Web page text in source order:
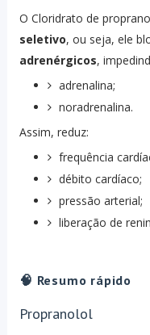
O Cloridrato de
seletivo, ou seja, ele
adrenérgicos,
adrenalina;
noradrenalina.
Assim, reduz:
frequência
débito cardíaco;
pressão arterial;
liberação de
🧠 Resumo rápido
Propranolol